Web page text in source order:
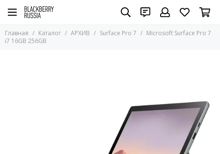
Главная Каталог АРХИВ Surface Pro 7
Microsoft Surface Pro 7
i7 16GB 256GB